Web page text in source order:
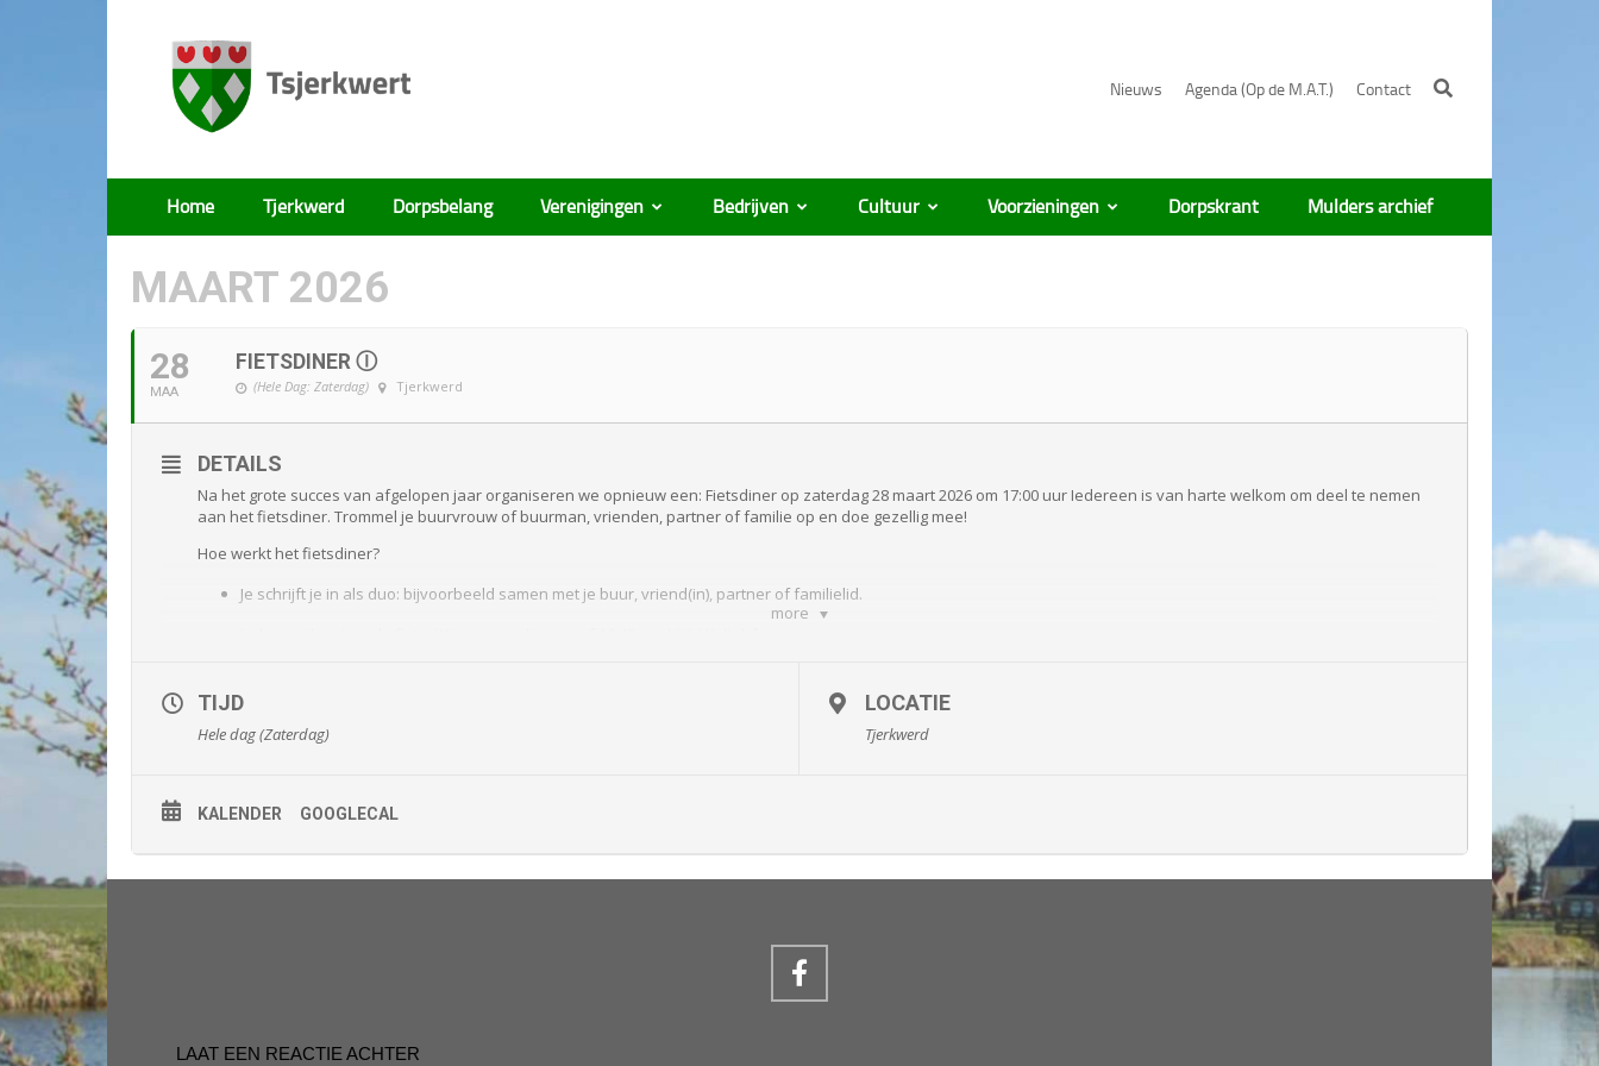
Nieuws Agenda (Op de M.A.T.) Contact
Tsjerkwert
Home Tjerkwerd Dorpsbelang Verenigingen Bedrijven Cultuur Voorzieningen Dorpskrant Mulders archief
MAART 2026
28
MAA
FIETSDINER Ⓘ
(Hele Dag: Zaterdag) Tjerkwerd
more
DETAILS
Na het grote succes van afgelopen jaar organiseren we opnieuw een: Fietsdiner op zaterdag 28 maart 2026 om 17:00 uur Iedereen is van harte welkom om deel te nemen
aan het fietsdiner. Trommel je buurvrouw of buurman, vrienden, partner of familie op en doe gezellig mee!
Hoe werkt het fietsdiner?
Je schrijft je in als duo: bijvoorbeeld samen met je buur, vriend(in), partner of familielid.
Elk duo maakt één gerecht (voorgerecht, hoofdgerecht of nagerecht) en ontvangt daarvoor twee andere duo’s thuis. Voor iedere gang rouleert de samenstelling van
de groep.
Op de avond zelf ontvang je de fietsroute en de adressen die je bezoekt. Voor elke gang is er 1,5 uur uitgetrokken.
Wil je liever niet (meer) fietsen? Dan mag je uiteraard de auto als vervoermiddel gebruiken.
Heb je een speciaal dieet of eet je vegetarisch? Geef dit dan door bij je aanmelding.
TIJD
Hele dag (Zaterdag)
LOCATIE
Tjerkwerd
KALENDER GOOGLECAL
LAAT EEN REACTIE ACHTER